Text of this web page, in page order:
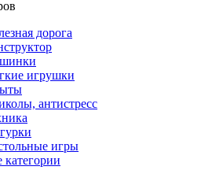
дорога
игрушки
антистресс
игры
категории